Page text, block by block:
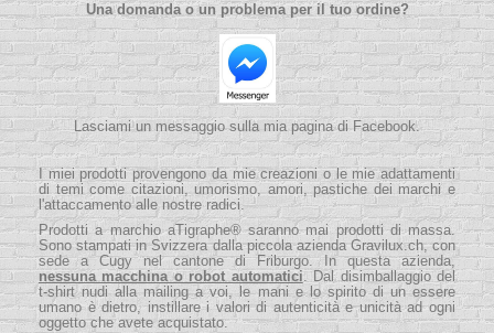
Una domanda o un problema per il tuo ordine?
Lasciami un messaggio sulla mia pagina di Facebook.
I miei prodotti provengono da mie creazioni o le mie adattamenti
di temi come citazioni, umorismo, amori, pastiche dei marchi e
l'attaccamento alle nostre radici.
Prodotti a marchio aTigraphe® saranno mai prodotti di massa.
Sono stampati in Svizzera dalla piccolaaziendaGravilux.ch, con
sede a Cugy nel cantone di Friburgo. In questa azienda,
nessuna macchina o robot automatici. Dal disimballaggio del
t-shirt nudi alla mailing a voi, le mani e lo spirito di un essere
umano è dietro, instillare i valori di autenticità e unicità ad ogni
oggetto che avete acquistato.